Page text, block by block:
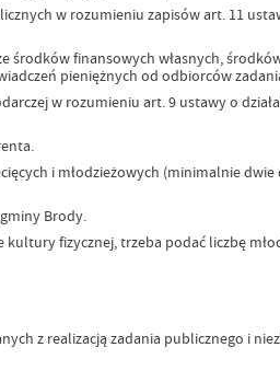
w rozumieniu zapisów art. 11
środków finansowych własnych,
pieniężnych od odbiorców
w rozumieniu art. 9 ustawy o
i młodzieżowych (minimalnie
Brody.
fizycznej, trzeba podać liczbę
z realizacją zadania publicznego i